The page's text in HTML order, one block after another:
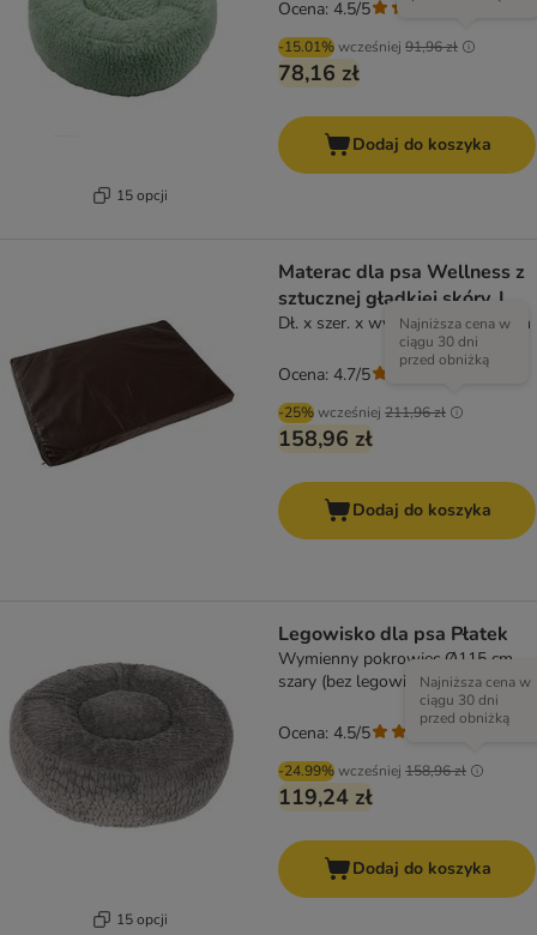
15 opcji
-15.01%wcześniej 91,96 zł
78,16 zł
Ocena: 4.5/5
Dodaj do koszyka
Materac dla psa Wellness z
sztucznej gładkiej skóry, L
Dł. x szer. x wys.: 100 x 70 x 6 cm
-25%wcześniej 211,96 zł
Najniższa cena w
ciągu 30 dni
przed obniżką
158,96 zł
Ocena: 4.7/5
Dodaj do koszyka
15 opcji
Legowisko dla psa Płatek
Wymienny pokrowiec Ø115 cm,
szary (bez legowiska)
-24.99%wcześniej 158,96 zł
Najniższa cena w
ciągu 30 dni
przed obniżką
119,24 zł
Ocena: 4.5/5
Dodaj do koszyka